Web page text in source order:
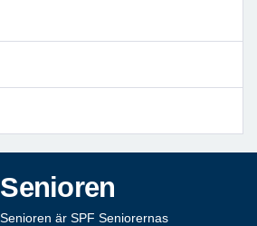
Senioren
Senioren är SPF Seniorernas